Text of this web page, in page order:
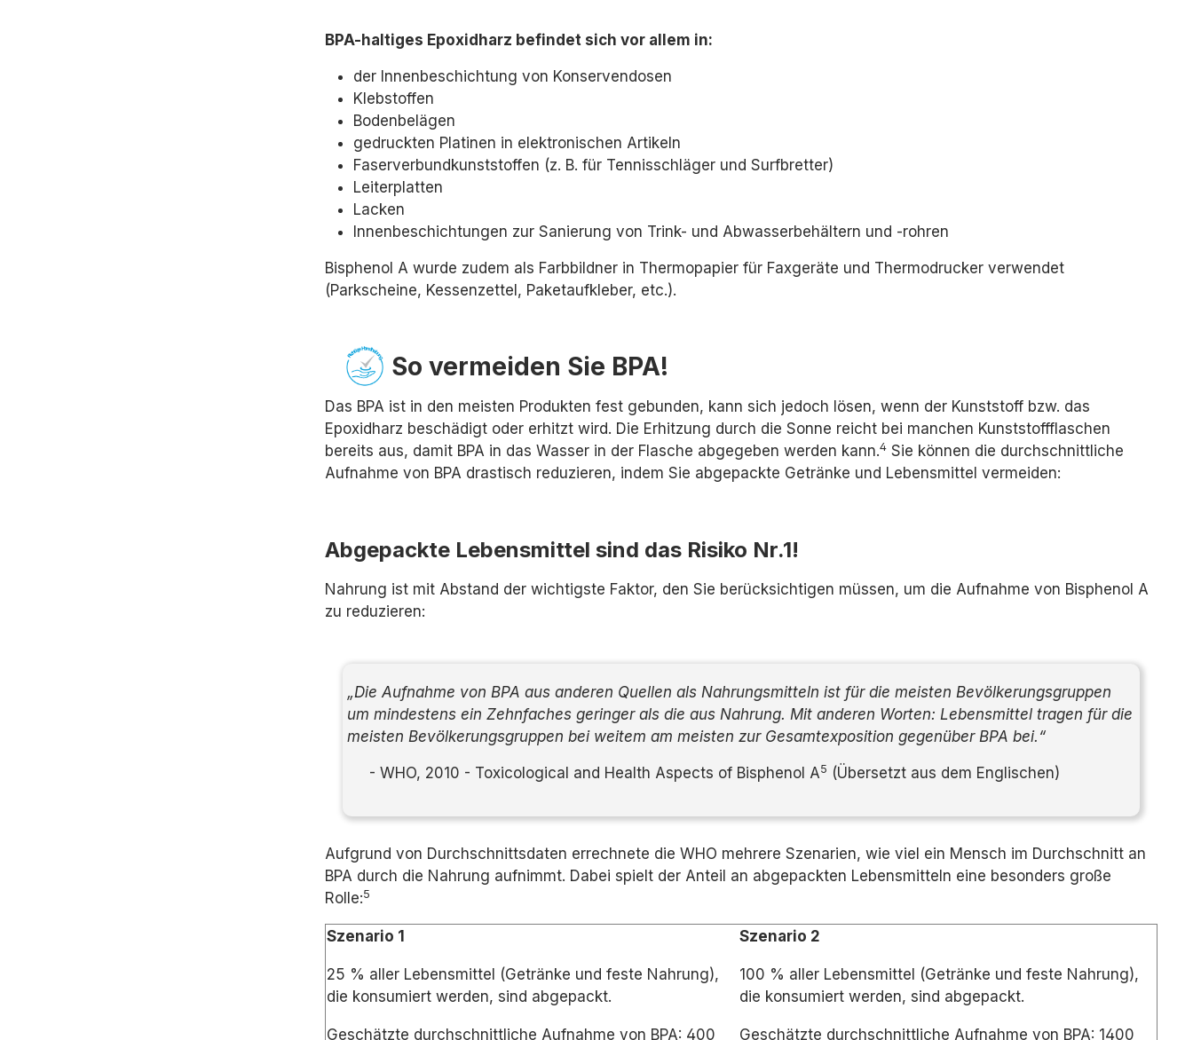
BPA-haltiges Epoxidharz befindet sich vor allem in:
der Innenbeschichtung von Konservendosen
Klebstoffen
Bodenbelägen
gedruckten Platinen in elektronischen Artikeln
Faserverbundkunststoffen (z. B. für Tennisschläger und Surfbretter)
Leiterplatten
Lacken
Innenbeschichtungen zur Sanierung von Trink- und Abwasserbehältern und -rohren
Bisphenol A wurde zudem als Farbbildner in Thermopapier für Faxgeräte und Thermodrucker verwendet
(Parkscheine, Kessenzettel, Paketaufkleber, etc.).
So vermeiden Sie BPA!
Das BPA ist in den meisten Produkten fest gebunden, kann sich jedoch lösen, wenn der Kunststoff bzw. das
Epoxidharz beschädigt oder erhitzt wird. Die Erhitzung durch die Sonne reicht bei manchen Kunststoffflaschen
bereits aus, damit BPA in das Wasser in der Flasche abgegeben werden kann.4 Sie können die durchschnittliche
Aufnahme von BPA drastisch reduzieren, indem Sie abgepackte Getränke und Lebensmittel vermeiden:
Abgepackte Lebensmittel sind das Risiko Nr.1!
Nahrung ist mit Abstand der wichtigste Faktor, den Sie berücksichtigen müssen, um die Aufnahme von Bisphenol A
zu reduzieren:
„Die Aufnahme von BPA aus anderen Quellen als Nahrungsmitteln ist für die meisten Bevölkerungsgruppen
um mindestens ein Zehnfaches geringer als die aus Nahrung. Mit anderen Worten: Lebensmittel tragen für die
meisten Bevölkerungsgruppen bei weitem am meisten zur Gesamtexposition gegenüber BPA bei.“
- WHO, 2010 - Toxicological and Health Aspects of Bisphenol A5 (Übersetzt aus dem Englischen)
Aufgrund von Durchschnittsdaten errechnete die WHO mehrere Szenarien, wie viel ein Mensch im Durchschnitt an
BPA durch die Nahrung aufnimmt. Dabei spielt der Anteil an abgepackten Lebensmitteln eine besonders große
Rolle:5
Szenario 1 Szenario 2
25 % aller Lebensmittel (Getränke und feste Nahrung),
die konsumiert werden, sind abgepackt.
100 % aller Lebensmittel (Getränke und feste Nahrung),
die konsumiert werden, sind abgepackt.
Geschätzte durchschnittliche Aufnahme von BPA: 400 Geschätzte durchschnittliche Aufnahme von BPA: 1400